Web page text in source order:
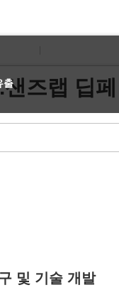
즈랩 딥
및 기술 개발
출